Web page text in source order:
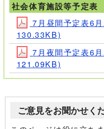
社会体育施設等予定表
7月昼間予定表6
130.33KB)
7月夜間予定表6
121.09KB)
ご意見をお聞かせく